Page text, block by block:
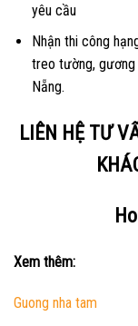
yêu cầu
Nhận thi công
treo tường,
Nẵng.
LIÊN HỆ TƯ
Xem thêm:
Guong nha tam